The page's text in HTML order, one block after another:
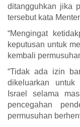
ditangguhkan jika
tersebut kata
“Mengingat
keputusan untuk
kembali
“Tidak ada izin
dikeluarkan untuk
Israel selama
pencegahan
permusuhan